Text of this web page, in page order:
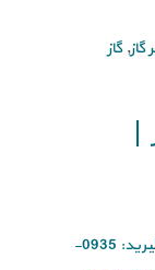
گاز,گاز
|
برای تعمیرات تخصصی اجاق گاز با ما تماس بگیرید: 0935-